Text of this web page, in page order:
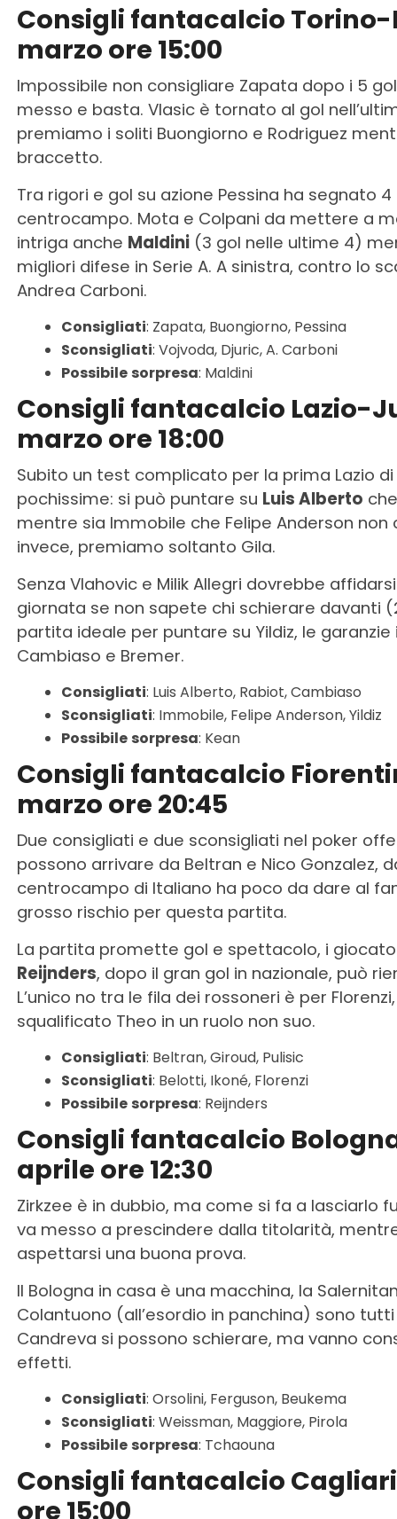
Consigli fantacalcio Torino-
marzo ore 15:00
Impossibile non consigliare Zapata dopo i 5
messo e basta. Vlasic è tornato al gol
premiamo i soliti Buongiorno e Rodriguez
braccetto.
Tra rigori e gol su azione Pessina ha segnato
centrocampo. Mota e Colpani da mettere a
intriga anche Maldini(3 gol nelle ultime 4)
migliori difese in Serie A. A sinistra, contro lo
Andrea Carboni.
Consigliati: Zapata, Buongiorno, Pessina
Sconsigliati: Vojvoda, Djuric, A. Carboni
Possibile sorpresa: Maldini
Consigli fantacalcio Lazio-
marzo ore 18:00
Subito un test complicato per la prima Lazio
pochissime: si può puntare su Luis Alberto
mentre sia Immobile che Felipe Anderson
invece, premiamo soltanto Gila.
Senza Vlahovic e Milik Allegri dovrebbe
giornata se non sapete chi schierare davanti
partita ideale per puntare su Yildiz, le garanzie
Cambiaso e Bremer.
Consigliati: Luis Alberto, Rabiot, Cambiaso
Sconsigliati: Immobile, Felipe Anderson, Yildiz
Possibile sorpresa: Kean
Consigli fantacalcio
marzo ore 20:45
Due consigliati e due sconsigliati nel poker
possono arrivare da Beltran e Nico Gonzalez,
centrocampo di Italiano ha poco da dare al
grosso rischio per questa partita.
La partita promette gol e spettacolo, i
Reijnders, dopo il gran gol in nazionale, può
L’unico no tra le fila dei rossoneri è per
squalificato Theo in un ruolo non suo.
Consigliati: Beltran, Giroud, Pulisic
Sconsigliati: Belotti, Ikoné, Florenzi
Possibile sorpresa: Reijnders
Consigli fantacalcio
aprile ore 12:30
Zirkzee è in dubbio, ma come si fa a lasciarlo
va messo a prescindere dalla titolarità,
aspettarsi una buona prova.
Il Bologna in casa è una macchina, la
Colantuono (all’esordio in panchina) sono
Candreva si possono schierare, ma vanno
effetti.
Consigliati: Orsolini, Ferguson, Beukema
Sconsigliati: Weissman, Maggiore, Pirola
Possibile sorpresa: Tchaouna
Consigli fantacalcio
ore 15:00